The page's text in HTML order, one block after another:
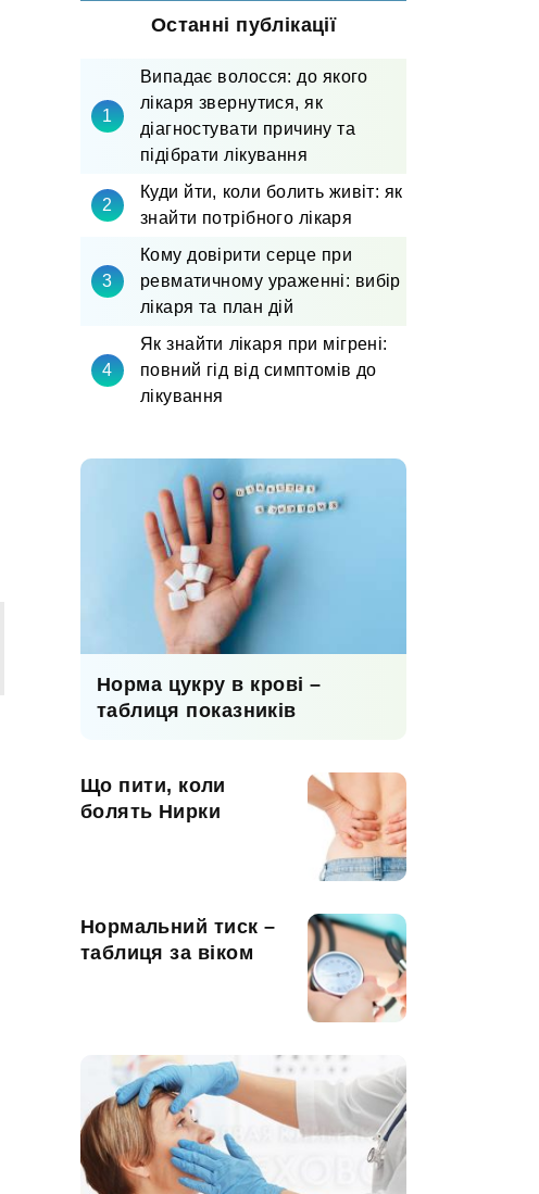
Останні публікації
Випадає волосся: до якого
лікаря звернутися, як
діагностувати причину та
підібрати лікування
Куди йти, коли болить живіт: як
знайти потрібного лікаря
Кому довірити серце при
ревматичному ураженні: вибір
лікаря та план дій
Як знайти лікаря при мігрені:
повний гід від симптомів до
лікування
Норма цукру в крові –
таблиця показників
Що пити, коли
болять Нирки
Нормальний тиск –
таблиця за віком